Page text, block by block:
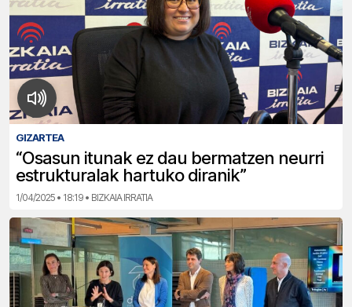
GIZARTEA
“Osasun itunak ez dau bermatzen neurri
estrukturalak hartuko diranik”
1/04/2025 • 18:19 • BIZKAIA IRRATIA